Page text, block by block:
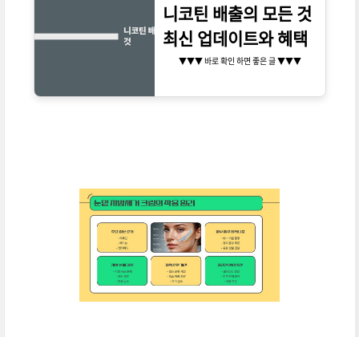
니코틴 배출의 모든 것
최신 업데이트와 혜택
▼▼▼ 바로 확인 하면 좋은 글 ▼▼▼